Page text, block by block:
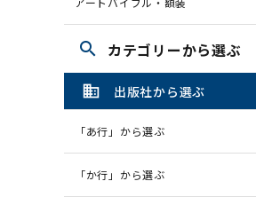
search カテゴリーから選ぶ
domain 出版社から選ぶ
「あ行」から選ぶ
「か行」から選ぶ